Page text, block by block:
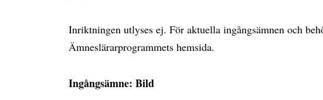
Inriktningen utlyses ej. För aktuella ingångsämnen och
Ämneslärarprogrammets hemsida.
Ingångsämne: Bild